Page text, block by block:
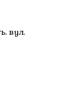
вул.